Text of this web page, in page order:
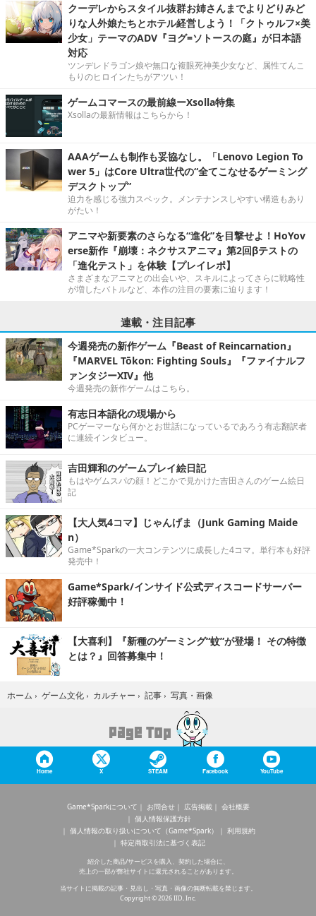
クーデレからスタイル抜群お姉さんまでよりどりみど
りな人外娘たちとホテル経営しよう！「クトゥルフ×美
少女」テーマのADV『ヨグ=ソトースの庭』が日本語
対応
ツンデレドラゴン娘や無口な複眼死神美少女など、属性てんこ
もりのヒロインたちがアツい！
ゲームコマースの最前線ーXsolla特集
Xsollaの最新情報はこちらから！
AAAゲームも制作も妥協なし。「Lenovo Legion To
wer 5」はCore Ultra世代の“全てこなせるゲーミング
デスクトップ”
迫力を感じる強力スペック。メンテナンスしやすい構造もあり
がたい！
アニマや新要素のさらなる“進化”を目撃せよ！HoYov
erse新作『崩壊：ネクサスアニマ』第2回βテストの
「進化テスト」を体験【プレイレポ】
さまざまなアニマとの出会いや、スキルによってさらに戦略性
が増したバトルなど、本作の注目の要素に迫ります！
連載・注目記事
今週発売の新作ゲーム『Beast of Reincarnation』
『MARVEL Tōkon: Fighting Souls』『ファイナルフ
ァンタジーXIV』他
今週発売の新作ゲームはこちら。
有志日本語化の現場から
PCゲーマーなら何かとお世話になっているであろう有志翻訳者
に連続インタビュー。
吉田輝和のゲームプレイ絵日記
もはやゲムスパの顔！どこかで見かけた吉田さんのゲーム絵日
記
【大人気4コマ】じゃんげま（Junk Gaming Maide
n）
Game*Sparkの一大コンテンツに成長した4コマ。単行本も好評
発売中！
Game*Spark/インサイド公式ディスコードサーバー
好評稼働中！
【大喜利】『新種のゲーミング“蚊”が登場！ その特徴
とは？』回答募集中！
ホーム › ゲーム文化 › カルチャー › 記事 › 写真・画像
Home X STEAM Facebook YouTube
Game*Sparkについて お問合せ 広告掲載
会社概要
個人情報保護方針
個人情報の取り扱いについて（Game*Spark）
利用規約
特定商取引法に基づく表記
紹介した商品/サービスを購入、契約した場合に、
売上の一部が弊社サイトに還元されることがあります。
当サイトに掲載の記事・見出し・写真・画像の無断転載を禁じます。
Copyright © 2026 IID, Inc.